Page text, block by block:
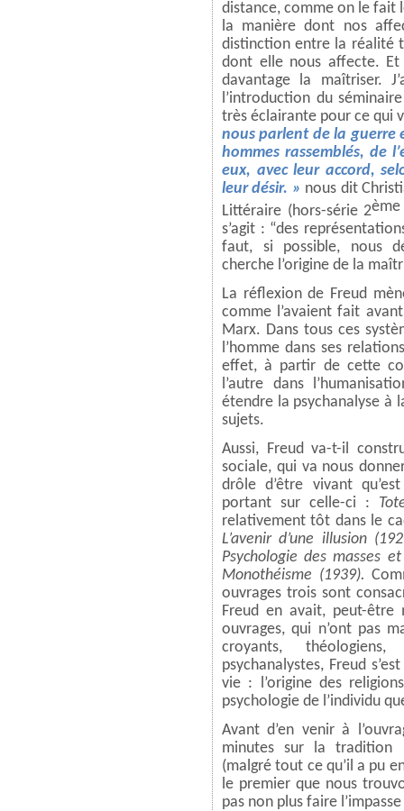
distance, comme on le fait
la manière dont nos
distinction entre la réalité
dont elle nous affecte. Et
davantage la maîtriser.
l’introduction du
très éclairante pour ce qui
nous parlent de la guerre
hommes rassemblés, de
eux, avec leur accord,
leur désir. » nous dit
Littéraire (hors-série 2ème
s’agit : “des
faut, si possible, nous
cherche l’origine de la
La réflexion de Freud
comme l’avaient fait
Marx. Dans tous ces
l’homme dans ses
effet, à partir de cette
l’autre dans
étendre la psychanalyse à
sujets.
Aussi, Freud va-t-il
sociale, qui va nous
drôle d’être vivant
portant sur celle-ci :
relativement tôt dans le
L’avenir d’une illusion
Psychologie des masses
Monothéisme (1939).
ouvrages trois sont
Freud en avait, peut-être
ouvrages, qui n’ont pas
croyants,
psychanalystes, Freud
vie : l’origine des
psychologie de l’individu
Avant d’en venir à
minutes sur la tradition
(malgré tout ce qu’il a pu
le premier que nous
pas non plus faire